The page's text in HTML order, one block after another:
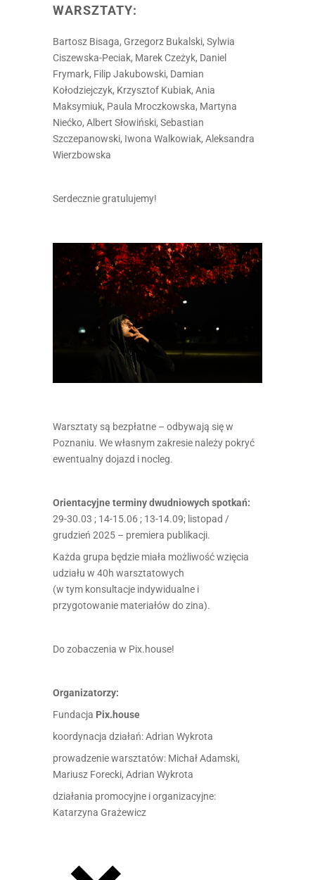
WARSZTATY:
Bartosz Bisaga, Grzegorz Bukalski, Sylwia
Ciszewska-Peciak, Marek Czeżyk, Daniel
Frymark, Filip Jakubowski, Damian
Kołodziejczyk, Krzysztof Kubiak, Ania
Maksymiuk, Paula Mroczkowska, Martyna
Niećko, Albert Słowiński, Sebastian
Szczepanowski, Iwona Walkowiak, Aleksandra
Wierzbowska
Serdecznie gratulujemy!
Warsztaty są bezpłatne – odbywają się w
Poznaniu. We własnym zakresie należy pokryć
ewentualny dojazd i nocleg.
Orientacyjne terminy dwudniowych spotkań:
29-30.03 ; 14-15.06 ; 13-14.09; listopad /
grudzień 2025 – premiera publikacji.
Każda grupa będzie miała możliwość wzięcia
udziału w 40h warsztatowych
(w tym konsultacje indywidualne i
przygotowanie materiałów do zina).
Do zobaczenia w Pix.house!
Organizatorzy:
Fundacja Pix.house
koordynacja działań: Adrian Wykrota
prowadzenie warsztatów: Michał Adamski,
Mariusz Forecki, Adrian Wykrota
działania promocyjne i organizacyjne:
Katarzyna Grażewicz